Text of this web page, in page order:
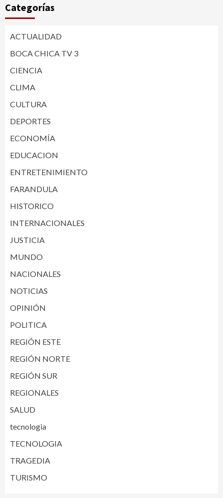
Categorías
ACTUALIDAD
BOCA CHICA TV 3
CIENCIA
CLIMA
CULTURA
DEPORTES
ECONOMÍA
EDUCACION
ENTRETENIMIENTO
FARANDULA
HISTORICO
INTERNACIONALES
JUSTICIA
MUNDO
NACIONALES
NOTICIAS
OPINIÓN
POLITICA
REGIÓN ESTE
REGIÓN NORTE
REGIÓN SUR
REGIONALES
SALUD
tecnologia
TECNOLOGIA
TRAGEDIA
TURISMO